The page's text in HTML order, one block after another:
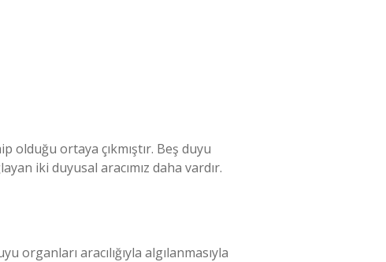
olduğu ortaya çıkmıştır. Beş duyu
iki duyusal aracımız daha vardır.
aracılığıyla algılanmasıyla